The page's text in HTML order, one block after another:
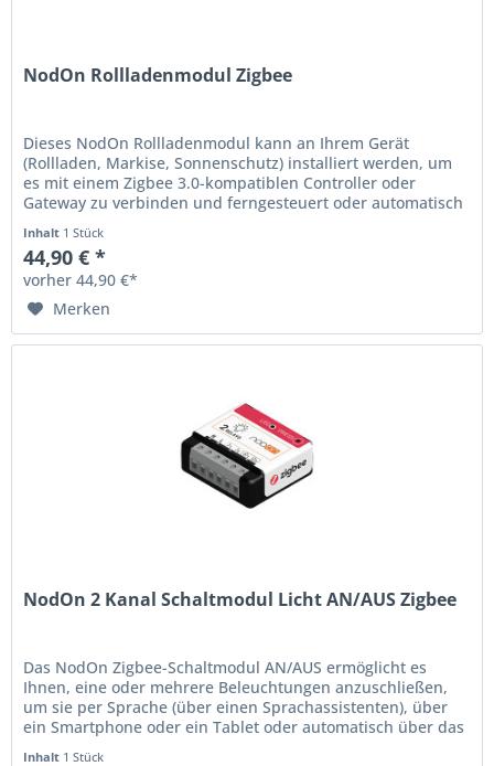
NodOn Rollladenmodul Zigbee
Dieses NodOn Rollladenmodul kann an Ihrem Gerät
(Rollladen, Markise, Sonnenschutz) installiert werden, um
es mit einem Zigbee 3.0-kompatiblen Controller oder
Gateway zu verbinden und ferngesteuert oder automatisch
Inhalt 1 Stück
44,90 € *
vorher 44,90 €*
Merken
NodOn 2 Kanal Schaltmodul Licht AN/AUS Zigbee
Das NodOn Zigbee-Schaltmodul AN/AUS ermöglicht es
Ihnen, eine oder mehrere Beleuchtungen anzuschließen,
um sie per Sprache (über einen Sprachassistenten), über
ein Smartphone oder ein Tablet oder automatisch über das
Inhalt 1 Stück